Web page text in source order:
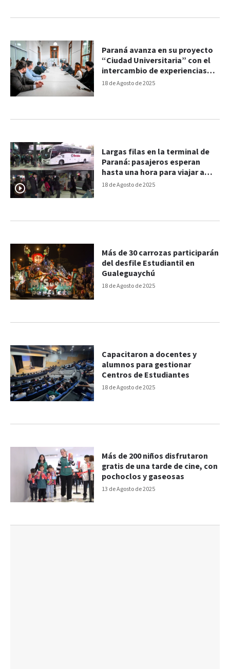
18 de Agosto de 2025
Paraná avanza en su proyecto
“Ciudad Universitaria” con el
intercambio de experiencias
con Córdoba
18 de Agosto de 2025
Largas filas en la terminal de
Paraná: pasajeros esperan
hasta una hora para viajar a
Santa Fe
18 de Agosto de 2025
Más de 30 carrozas participarán
del desfile Estudiantil en
Gualeguaychú
18 de Agosto de 2025
Capacitaron a docentes y
alumnos para gestionar
Centros de Estudiantes
13 de Agosto de 2025
Más de 200 niños disfrutaron
gratis de una tarde de cine, con
pochoclos y gaseosas